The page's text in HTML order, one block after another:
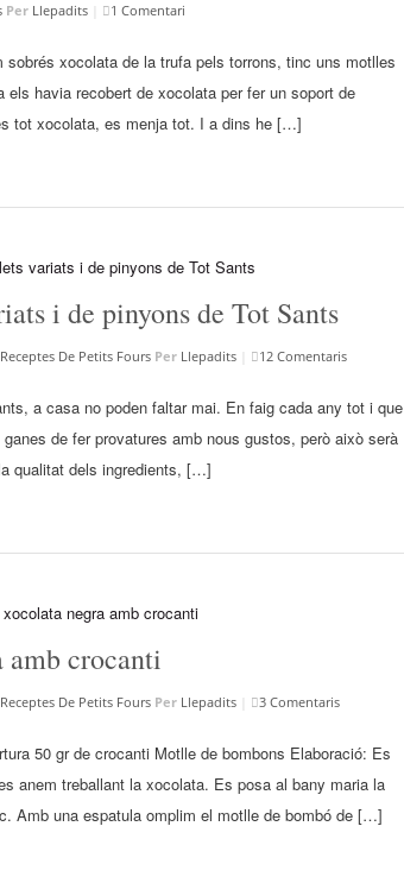
Per Llepadits 1 Comentari
xocolata de la trufa pels torrons, tinc uns motlles
havia recobert de xocolata per fer un soport de
tot xocolata, es menja tot. I a dins he […]
i de pinyons de Tot Sants
Receptes De Petits Fours Per Llepadits 12 Comentaris
a casa no poden faltar mai. En faig cada any tot i que
de fer provatures amb nous gustos, però això serà
qualitat dels ingredients, […]
amb crocanti
Receptes De Petits Fours Per Llepadits 3 Comentaris
50 gr de crocanti Motlle de bombons Elaboració: Es
anem treballant la xocolata. Es posa al bany maria la
Amb una espatula omplim el motlle de bombó de […]